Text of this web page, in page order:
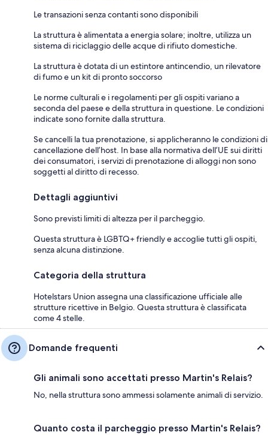
Le transazioni senza contanti sono disponibili
La struttura è alimentata a energia solare; inoltre, utilizza un
sistema di riciclaggio delle acque di rifiuto domestiche.
La struttura è dotata di un estintore antincendio, un rilevatore
di fumo e un kit di pronto soccorso
Le norme culturali e i regolamenti per gli ospiti variano a
seconda del paese e della struttura in questione. Le condizioni
indicate sono fornite dalla struttura.
Se cancelli la tua prenotazione, si applicheranno le condizioni di
cancellazione dell’host. In base alla normativa dell’UE sui diritti
dei consumatori, i servizi di prenotazione di alloggi non sono
soggetti al diritto di recesso.
Dettagli aggiuntivi
Sono previsti limiti di altezza per il parcheggio.
Questa struttura è LGBTQ+ friendly e accoglie tutti gli ospiti,
senza alcuna distinzione.
Categoria della struttura
Hotelstars Union assegna una classificazione ufficiale alle
strutture ricettive in Belgio. Questa struttura è classificata
come 4 stelle.
Domande frequenti
Gli animali sono accettati presso Martin's Relais?
No, nella struttura sono ammessi solamente animali di servizio.
Quanto costa il parcheggio presso Martin's Relais?